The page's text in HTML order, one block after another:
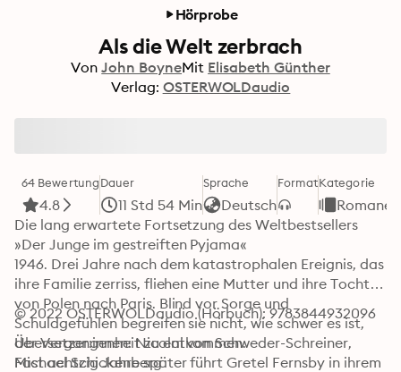
Hörprobe
Als die Welt zerbrach
Von John BoyneMit Elisabeth Günther
Verlag: OSTERWOLDaudio
64 Bewertung
4.8
Dauer
11 Std 54 Min
Sprache
Deutsch
FormatKategorie
Romane
Die lang erwartete Fortsetzung des Weltbestsellers
»Der Junge im gestreiften Pyjama«
1946. Drei Jahre nach dem katastrophalen Ereignis, das
ihre Familie zerriss, fliehen eine Mutter und ihre Tochter
von Polen nach Paris. Blind vor Sorge und
Schuldgefühlen begreifen sie nicht, wie schwer es ist,
der Vergangenheit zu entkommen.
Fast achtzig Jahre später führt Gretel Fernsby in ihrem
© 2022 OSTERWOLDaudio (Hörbuch): 9783844932096
Übersetzer:innen: Nicolai von Schweder-Schreiner,
Michael Schickenberg